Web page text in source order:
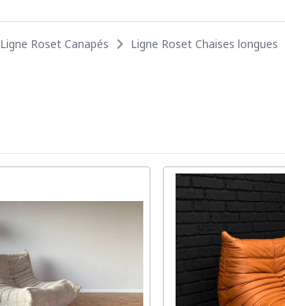
Ligne Roset Canapés
Ligne Roset Chaises longues